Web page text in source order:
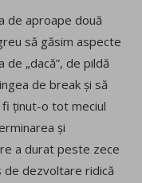
de aproape două
să găsim aspecte
„dacă”, de pildă
de break și să
fi ținut-o tot meciul
și
a durat peste zece
de dezvoltare ridică